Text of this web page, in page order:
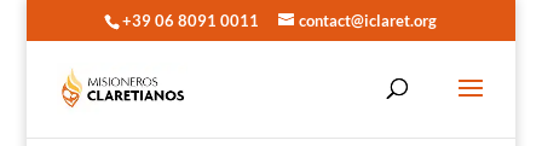
+39 06 8091 0011 contact@iclaret.org